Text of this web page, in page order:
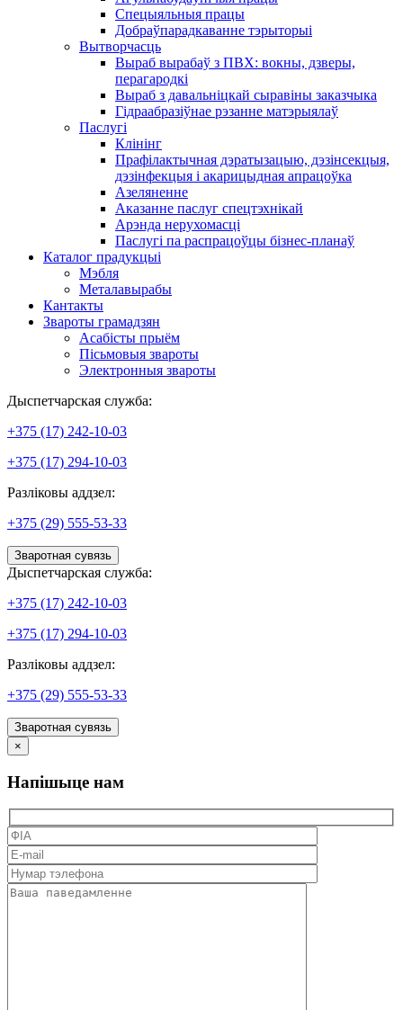
Спецыяльныя працы
Добраўпарадкаванне тэрыторыі
Вытворчасць
Выраб вырабаў з ПВХ: вокны, дзверы,
перагародкі
Выраб з давальніцкай сыравіны заказчыка
Гідраабразіўнае рэзанне матэрыялаў
Паслугі
Клінінг
Прафілактычная дэратызацыю, дэзiнсекцыя,
дэзінфекцыя і акарицыдная апрацоўка
Азеляненне
Аказанне паслуг спецтэхнікай
Арэнда нерухомасці
Паслугі па распрацоўцы бізнес-планаў
Каталог прадукцыі
Мэбля
Металавырабы
Кантакты
Звароты грамадзян
Асабісты прыём
Пісьмовыя звароты
Электронныя звароты
Дыспетчарская служба:
+375 (17) 242-10-03
+375 (17) 294-10-03
Разліковы аддзел:
+375 (29) 555-53-33
Зваротная сувязь
Дыспетчарская служба:
+375 (17) 242-10-03
+375 (17) 294-10-03
Разліковы аддзел:
+375 (29) 555-53-33
Зваротная сувязь
×
Напішыце нам